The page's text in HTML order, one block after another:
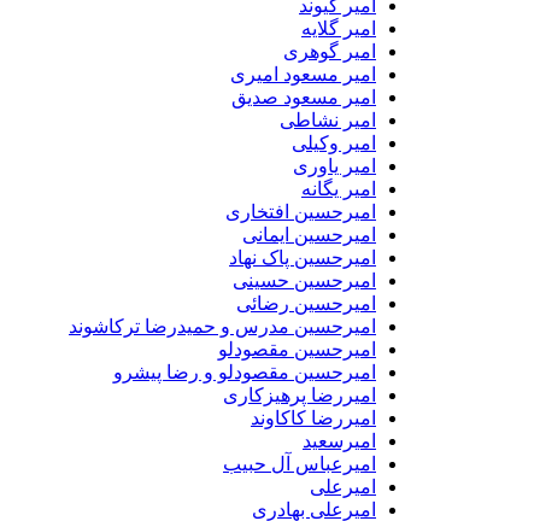
امیر کیوند
امیر گلایه
امیر گوهری
امیر مسعود امیری
امیر مسعود صدیق
امیر نشاطی
امیر وکیلی
امیر یاوری
امیر یگانه
امیرحسین افتخاری
امیرحسین ایمانی
امیرحسین پاک نهاد
امیرحسین حسینی
امیرحسین رضائی
امیرحسین مدرس و حمیدرضا ترکاشوند
امیرحسین مقصودلو
امیرحسین مقصودلو و رضا پیشرو
امیررضا پرهیزکاری
امیررضا کاکاوند
امیرسعید
امیرعباس آل حبیب
امیرعلی
امیرعلی بهادری